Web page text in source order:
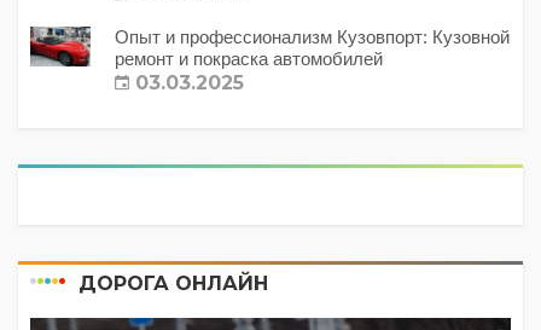
Опыт и профессионализм Кузовпорт: Кузовной
ремонт и покраска автомобилей
03.03.2025
ДОРОГА ОНЛАЙН